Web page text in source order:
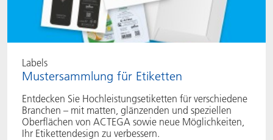
Labels
Mustersammlung für Etiketten
Entdecken Sie Hochleistungsetiketten für verschiedene
Branchen – mit matten, glänzenden und speziellen
Oberflächen von ACTEGA sowie neue Möglichkeiten,
Ihr Etikettendesign zu verbessern.